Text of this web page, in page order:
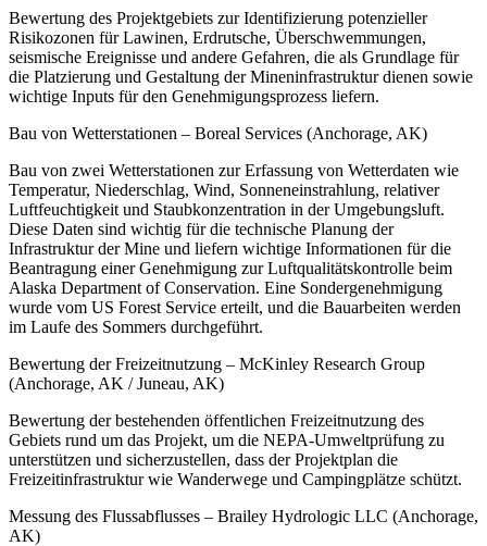
Bewertung des Projektgebiets zur Identifizierung potenzieller
Risikozonen für Lawinen, Erdrutsche, Überschwemmungen,
seismische Ereignisse und andere Gefahren, die als Grundlage für
die Platzierung und Gestaltung der Mineninfrastruktur dienen sowie
wichtige Inputs für den Genehmigungsprozess liefern.
Bau von Wetterstationen – Boreal Services (Anchorage, AK)
Bau von zwei Wetterstationen zur Erfassung von Wetterdaten wie
Temperatur, Niederschlag, Wind, Sonneneinstrahlung, relativer
Luftfeuchtigkeit und Staubkonzentration in der Umgebungsluft.
Diese Daten sind wichtig für die technische Planung der
Infrastruktur der Mine und liefern wichtige Informationen für die
Beantragung einer Genehmigung zur Luftqualitätskontrolle beim
Alaska Department of Conservation. Eine Sondergenehmigung
wurde vom US Forest Service erteilt, und die Bauarbeiten werden
im Laufe des Sommers durchgeführt.
Bewertung der Freizeitnutzung – McKinley Research Group
(Anchorage, AK / Juneau, AK)
Bewertung der bestehenden öffentlichen Freizeitnutzung des
Gebiets rund um das Projekt, um die NEPA-Umweltprüfung zu
unterstützen und sicherzustellen, dass der Projektplan die
Freizeitinfrastruktur wie Wanderwege und Campingplätze schützt.
Messung des Flussabflusses – Brailey Hydrologic LLC (Anchorage,
AK)